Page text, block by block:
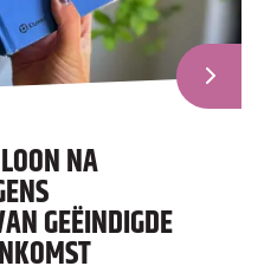
NA
GEËINDIGDE